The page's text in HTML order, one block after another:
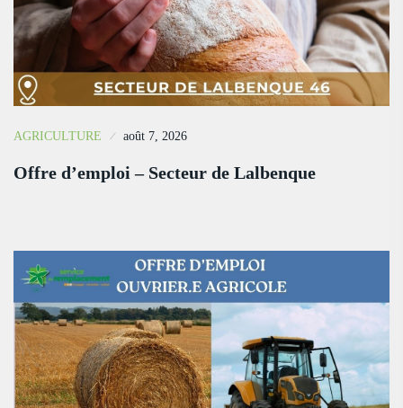
AGRICULTURE août 7, 2026
Offre d’emploi – Secteur de Lalbenque